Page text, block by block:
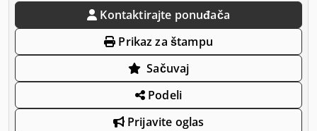
Kontaktirajte ponuđača
Prikaz za štampu
Sačuvaj
Podeli
Prijavite oglas